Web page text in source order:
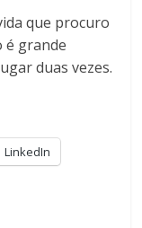
que procuro
é grande
duas vezes.
LinkedIn